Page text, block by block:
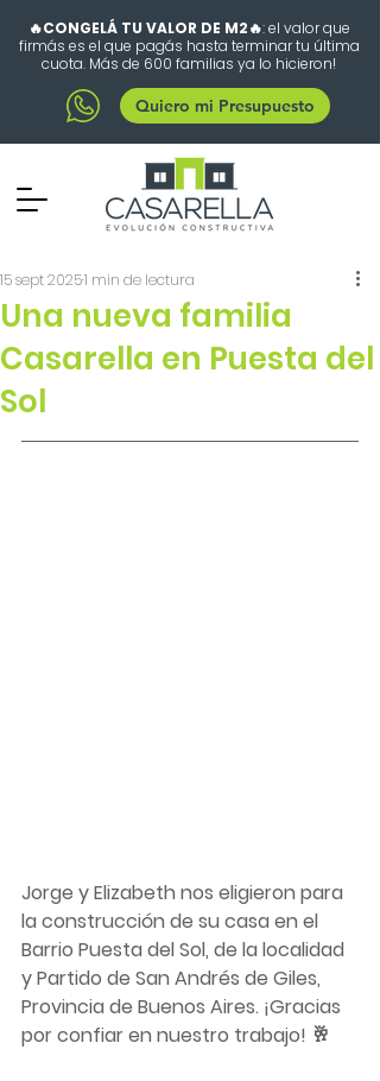
🔥CONGELÁ TU VALOR DE M2🔥: el valor que
firmás es el que pagás hasta terminar tu última
cuota. Más de 600 familias ya lo hicieron!
Quiero mi Presupuesto
Una nueva familia
Casarella en Puesta del
Sol
15 sept 20251 min de lectura
Jorge y Elizabeth nos eligieron para
la construcción de su casa en el
Barrio Puesta del Sol, de la localidad
y Partido de San Andrés de Giles,
Provincia de Buenos Aires. ¡Gracias
por confiar en nuestro trabajo! 🥂